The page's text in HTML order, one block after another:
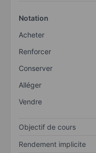
Notation
Acheter
Renforcer
Conserver
Alléger
Vendre
Objectif de cours
Rendement implicite